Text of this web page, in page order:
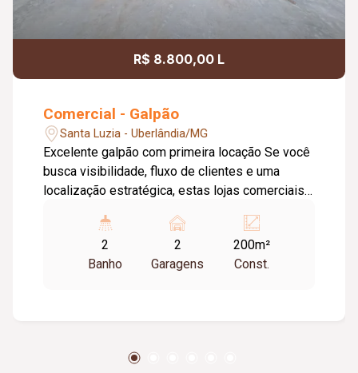
R$ 8.800,00 L
Comercial - Galpão
Santa Luzia - Uberlândia/MG
Excelente galpão com primeira locação Se você
busca visibilidade, fluxo de clientes e uma
localização estratégica, estas lojas comerciais
espaço amplo, pé-direito alto de 6m, banheiro
com acessibilidade e estacionamento frontal,
oferecem tudo o que você precisa para atrair e
2
Banho
2
Garagens
200m²
Const.